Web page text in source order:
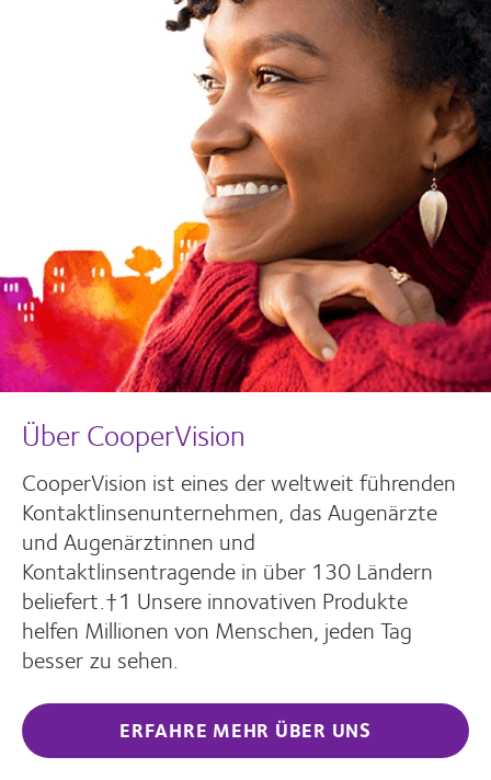
Über CooperVision
CooperVision ist eines der weltweit führenden
Kontaktlinsenunternehmen, das Augenärzte
und Augenärztinnen und
Kontaktlinsentragende in über 130 Ländern
beliefert.†1 Unsere innovativen Produkte
helfen Millionen von Menschen, jeden Tag
besser zu sehen.
ERFAHRE MEHR ÜBER UNS